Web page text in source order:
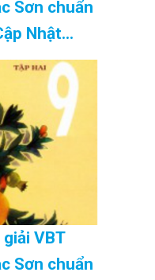
Sơn chuẩn
Nhật
VBT
Sơn chuẩn